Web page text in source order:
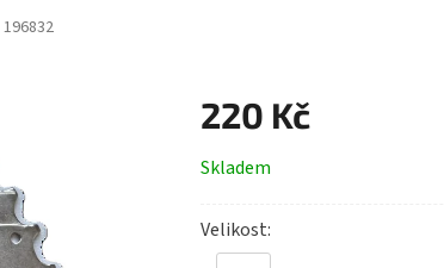
196832
220 Kč
cena:
Skladem
Velikost